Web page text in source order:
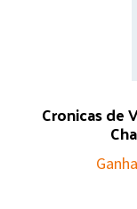
Cronicas de